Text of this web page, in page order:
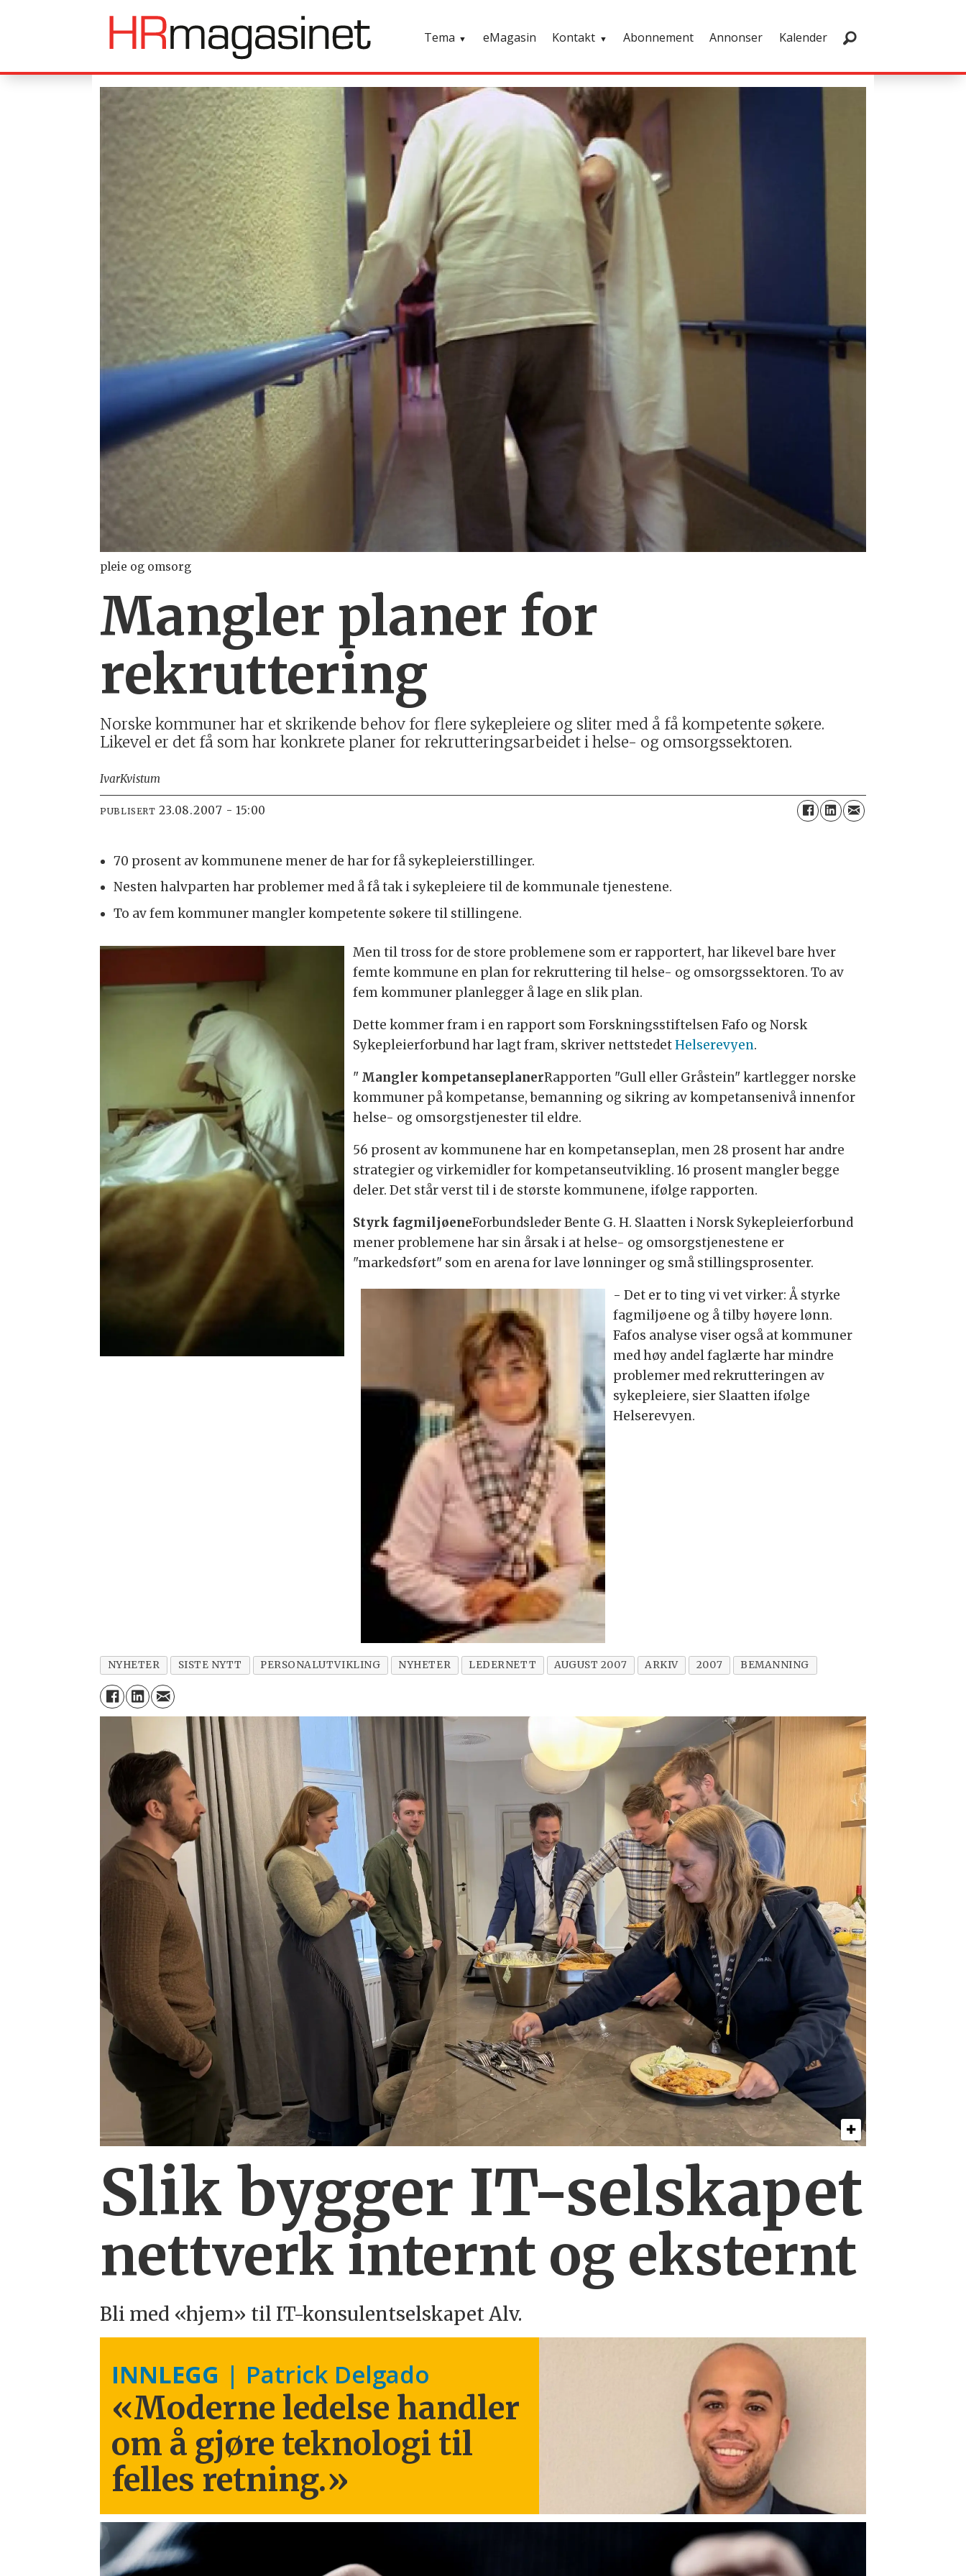
Tema eMagasin Kontakt Abonnement Annonser Kalender
pleie og omsorg
Mangler planer for
rekruttering
Norske kommuner har et skrikende behov for flere sykepleiere og sliter med å få kompetente søkere.
Likevel er det få som har konkrete planer for rekrutteringsarbeidet i helse- og omsorgssektoren.
IvarKvistum
PUBLISERT 23.08.2007 - 15:00
70 prosent av kommunene mener de har for få sykepleierstillinger.
Nesten halvparten har problemer med å få tak i sykepleiere til de kommunale tjenestene.
To av fem kommuner mangler kompetente søkere til stillingene.
Men til tross for de store problemene som er rapportert, har likevel bare hver
femte kommune en plan for rekruttering til helse- og omsorgssektoren. To av
fem kommuner planlegger å lage en slik plan.
Dette kommer fram i en rapport som Forskningsstiftelsen Fafo og Norsk
Sykepleierforbund har lagt fram, skriver nettstedetHelserevyen.
" Mangler kompetanseplanerRapporten "Gull eller Gråstein" kartlegger norske
kommuner på kompetanse, bemanning og sikring av kompetansenivå innenfor
helse- og omsorgstjenester til eldre.
56 prosent av kommunene har en kompetanseplan, men 28 prosent har andre
strategier og virkemidler for kompetanseutvikling. 16 prosent mangler begge
deler. Det står verst til i de største kommunene, ifølge rapporten.
Styrk fagmiljøeneForbundsleder Bente G. H. Slaatten i Norsk Sykepleierforbund
mener problemene har sin årsak i at helse- og omsorgstjenestene er
"markedsført" som en arena for lave lønninger og små stillingsprosenter.
- Det er to ting vi vet virker: Å styrke
fagmiljøene og å tilby høyere lønn.
Fafos analyse viser også at kommuner
med høy andel faglærte har mindre
problemer med rekrutteringen av
sykepleiere, sier Slaatten ifølge
Helserevyen.
NYHETER SISTE NYTT PERSONALUTVIKLING NYHETER LEDERNETT AUGUST 2007 ARKIV 2007 BEMANNING
Slik bygger IT-selskapet
nettverk internt og eksternt
Bli med «hjem» til IT-konsulentselskapet Alv.
INNLEGG | Patrick Delgado
«Moderne ledelse handler
om å gjøre teknologi til
felles retning.»